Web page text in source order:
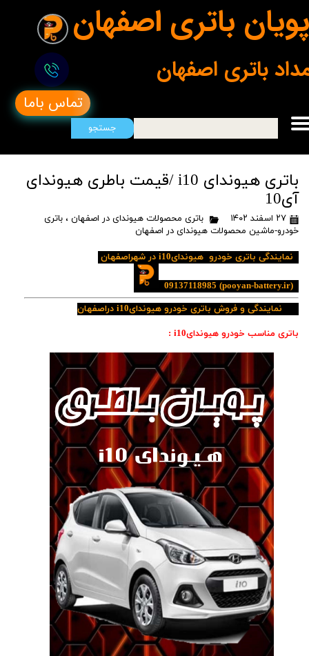
پویان باتری اصفهان
تماس باما
جستجو
باتری اصفهان
باتری هیوندای i10 /قیمت باطری هیوندای
آی10
۲۷ اسفند ۱۴۰۲ باتری محصولات هیوندای در اصفهان ، باتری
خودرو-ماشین محصولات هیوندای در اصفهان
نمایندگی باتری خودرو هیوندایi10 در شهراصفهان
(pooyan-battery.ir)
09137118985
نمایندگی و فروش باتری خودرو هیوندایi10 دراصفهان
باتری مناسب خودرو هیوندایi10 :